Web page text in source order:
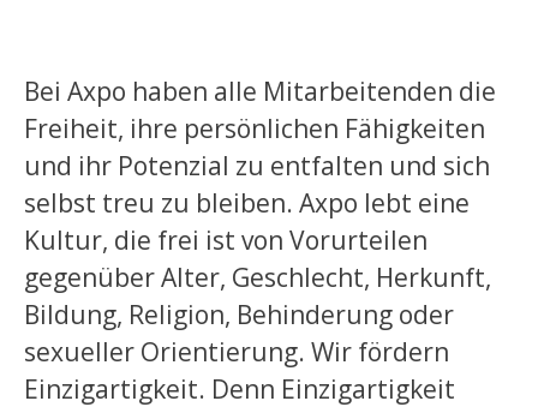
Bei Axpo haben alle Mitarbeitenden die
Freiheit, ihre persönlichen Fähigkeiten
und ihr Potenzial zu entfalten und sich
selbst treu zu bleiben. Axpo lebt eine
Kultur, die frei ist von Vorurteilen
gegenüber Alter, Geschlecht, Herkunft,
Bildung, Religion, Behinderung oder
sexueller Orientierung. Wir fördern
Einzigartigkeit. Denn Einzigartigkeit